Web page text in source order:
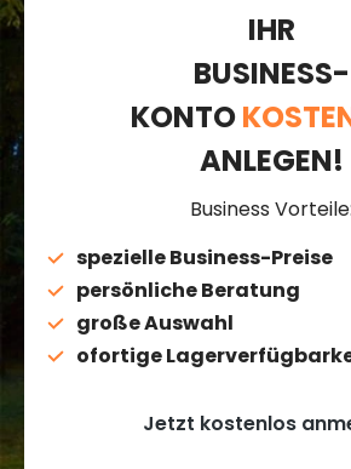
IHR
BUSINESS-
KONTO
ANLEGEN!
Business Vorteile:
spezielle Business-Preise
persönliche Beratung
große Auswahl
ofortige
Jetzt kostenlos